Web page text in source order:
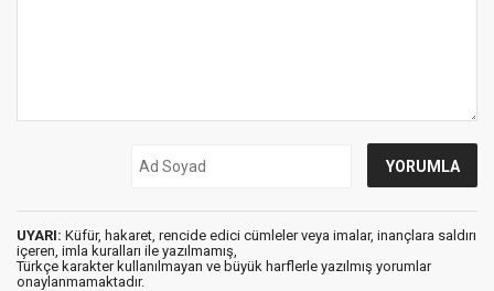
UYARI: Küfür, hakaret, rencide edici cümleler veya imalar, inançlara saldırı
içeren, imla kuralları ile yazılmamış,
Türkçe karakter kullanılmayan ve büyük harflerle yazılmış yorumlar
onaylanmamaktadır.